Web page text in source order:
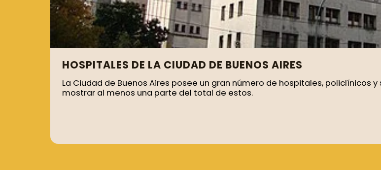
HOSPITALES DE LA CIUDAD DE BUENOS AIRES
La Ciudad de Buenos Aires posee un gran número de hospitales, policlínicos
mostrar al menos una parte del total de estos.